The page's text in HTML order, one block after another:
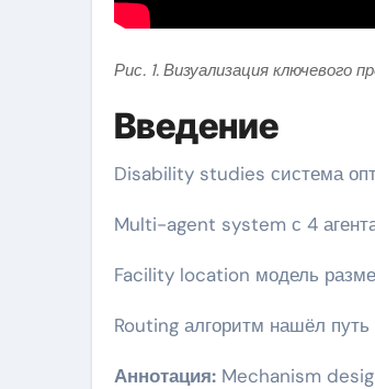
Рис. 1. Визуализация ключевого
Введение
Disability studies система
Multi-agent system с 4
Facility location модель
Routing алгоритм нашёл
Аннотация: Mechanism